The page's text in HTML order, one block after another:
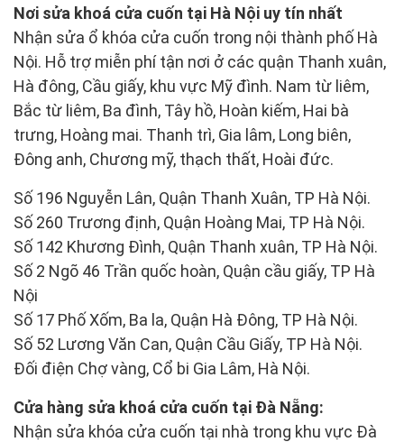
Nơi sửa khoá cửa cuốn tại Hà Nội uy tín nhất
Nhận sửa ổ khóa cửa cuốn trong nội thành phố Hà
Nội. Hỗ trợ miễn phí tận nơi ở các quận Thanh xuân,
Hà đông, Cầu giấy, khu vực Mỹ đình. Nam từ liêm,
Bắc từ liêm, Ba đình, Tây hồ, Hoàn kiếm, Hai bà
trưng, Hoàng mai. Thanh trì, Gia lâm, Long biên,
Đông anh, Chương mỹ, thạch thất, Hoài đức.
Số 196 Nguyễn Lân, Quận Thanh Xuân, TP Hà Nội.
Số 260 Trương định, Quận Hoàng Mai, TP Hà Nội.
Số 142 Khương Đình, Quận Thanh xuân, TP Hà Nội.
Số 2 Ngõ 46 Trần quốc hoàn, Quận cầu giấy, TP Hà
Nội
Số 17 Phố Xốm, Ba la, Quận Hà Đông, TP Hà Nội.
Số 52 Lương Văn Can, Quận Cầu Giấy, TP Hà Nội.
Đối điện Chợ vàng, Cổ bi Gia Lâm, Hà Nội.
Cửa hàng sửa khoá cửa cuốn tại Đà Nẵng:
Nhận sửa khóa cửa cuốn tại nhà trong khu vực Đà